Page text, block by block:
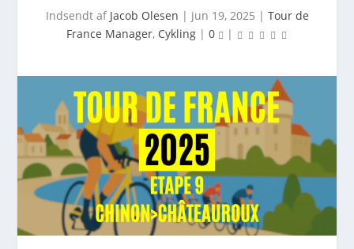
Indsendt af Jacob Olesen | jun 19, 2025 | Tour de
France Manager, Cykling| 0 |